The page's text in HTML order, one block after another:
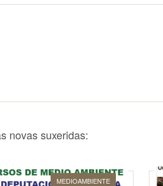
novas suxeridas:
MEDIOAMBIENTE